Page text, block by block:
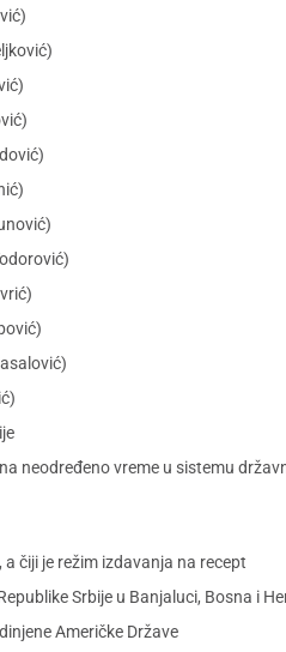
neodređeno vreme u sistemu
čiji je režim izdavanja na recept
Srbije u Banjaluci, Bosna i
Američke Države